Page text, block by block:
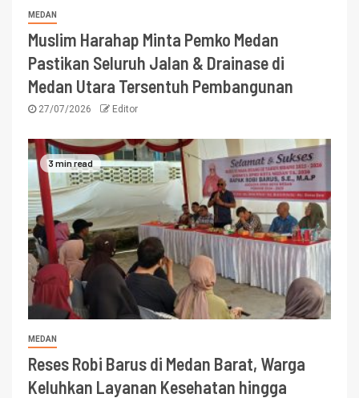
MEDAN
Muslim Harahap Minta Pemko Medan
Pastikan Seluruh Jalan & Drainase di
Medan Utara Tersentuh Pembangunan
27/07/2026 Editor
3 min read
MEDAN
Reses Robi Barus di Medan Barat, Warga
Keluhkan Layanan Kesehatan hingga